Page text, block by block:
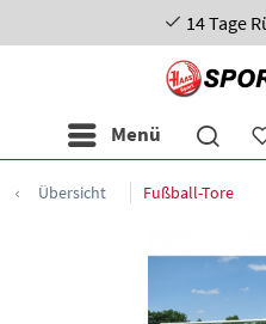
14 Tage Rückgaberecht
Menü
Übersicht Fußball-Tore